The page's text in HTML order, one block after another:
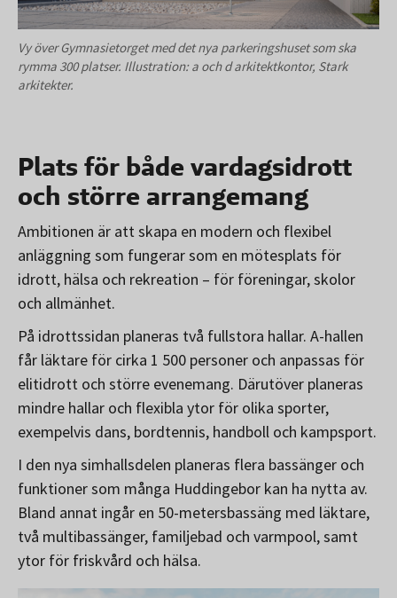
Vy över Gymnasietorget med det nya parkeringshuset som ska
rymma 300 platser. Illustration: a och d arkitektkontor, Stark
arkitekter.
Plats för både vardagsidrott
och större arrangemang
Ambitionen är att skapa en modern och flexibel
anläggning som fungerar som en mötesplats för
idrott, hälsa och rekreation – för föreningar, skolor
och allmänhet.
På idrottssidan planeras två fullstora hallar. A-hallen
får läktare för cirka 1 500 personer och anpassas för
elitidrott och större evenemang. Därutöver planeras
mindre hallar och flexibla ytor för olika sporter,
exempelvis dans, bordtennis, handboll och kampsport.
I den nya simhallsdelen planeras flera bassänger och
funktioner som många Huddingebor kan ha nytta av.
Bland annat ingår en 50-metersbassäng med läktare,
två multibassänger, familjebad och varmpool, samt
ytor för friskvård och hälsa.